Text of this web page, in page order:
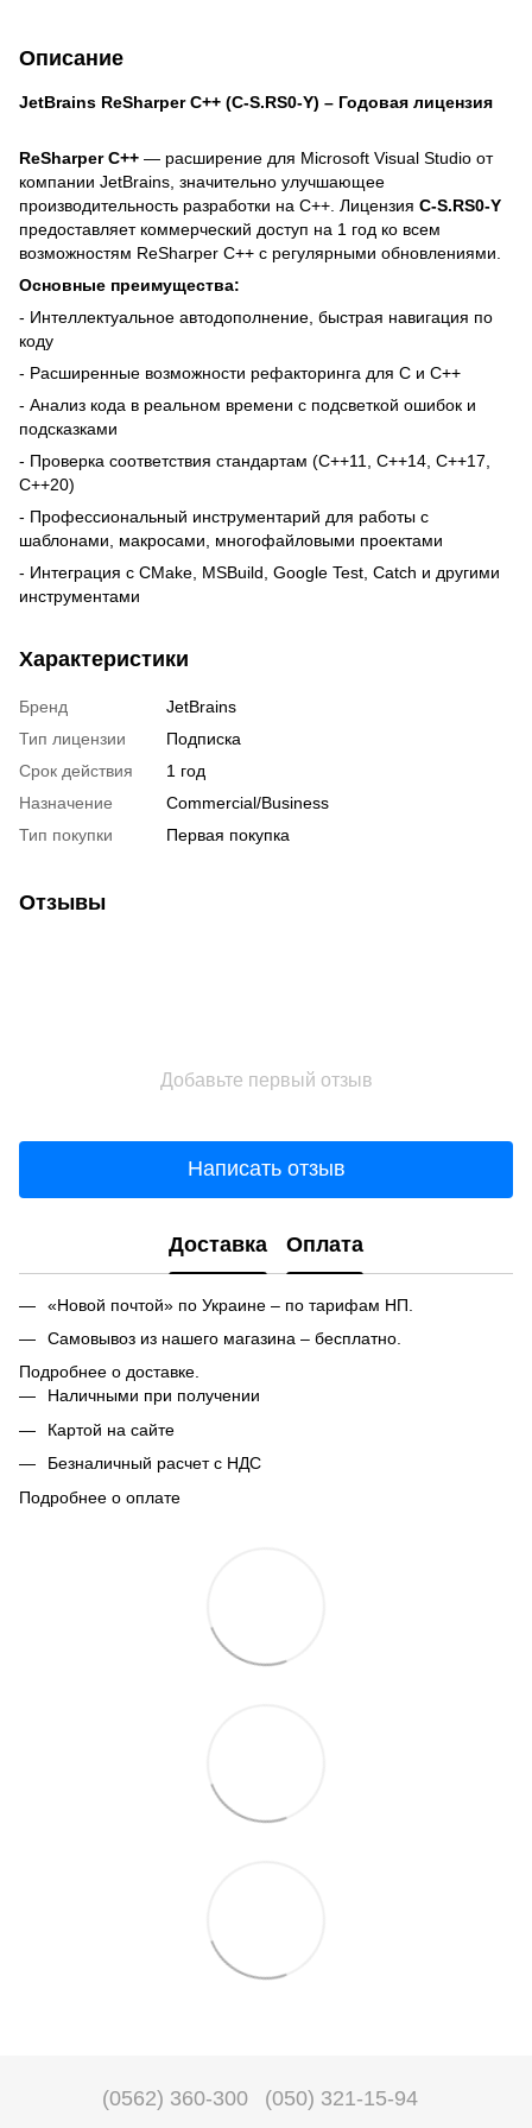
Описание
JetBrains ReSharper C++ (C-S.RS0-Y) – Годовая лицензия
ReSharper C++ — расширение для Microsoft Visual Studio от
компании JetBrains, значительно улучшающее
производительность разработки на C++. Лицензия C-S.RS0-Y
предоставляет коммерческий доступ на 1 год ко всем
возможностям ReSharper C++ с регулярными обновлениями.
Основные преимущества:
- Интеллектуальное автодополнение, быстрая навигация по
коду
- Расширенные возможности рефакторинга для C и C++
- Анализ кода в реальном времени с подсветкой ошибок и
подсказками
- Проверка соответствия стандартам (C++11, C++14, C++17,
C++20)
- Профессиональный инструментарий для работы с
шаблонами, макросами, многофайловыми проектами
- Интеграция с CMake, MSBuild, Google Test, Catch и другими
инструментами
Характеристики
Бренд
JetBrains
Тип лицензии
Подписка
Срок действия
1 год
Назначение
Commercial/Business
Тип покупки
Первая покупка
Отзывы
Добавьте первый отзыв
Написать отзыв
Доставка Оплата
«Новой почтой» по Украине – по тарифам НП.
Самовывоз из нашего магазина – бесплатно.
Подробнее о доставке.
Наличными при получении
Картой на сайте
Безналичный расчет с НДС
Подробнее о оплате
(0562) 360-300 (050) 321-15-94